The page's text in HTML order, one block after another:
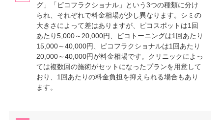
グ」「ピコフラクショナル」という3つの種類に分け
られ、それぞれで料金相場が少し異なります。シミの
大きさによって差はありますが、ピコスポットは1回
あたり5,000～20,000円、ピコトーニングは1回あたり
15,000～40,000円、ピコフラクショナルは1回あたり
20,000～40,000円が料金相場です。クリニックによっ
ては複数回の施術がセットになったプランを用意して
おり、1回あたりの料金負担を抑えられる場合もあり
ます。